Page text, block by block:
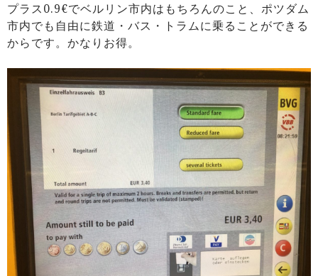
プラス0.9€でベルリン市内はもちろんのこと、ポツダム
市内でも自由に鉄道・バス・トラムに乗ることができる
からです。かなりお得。